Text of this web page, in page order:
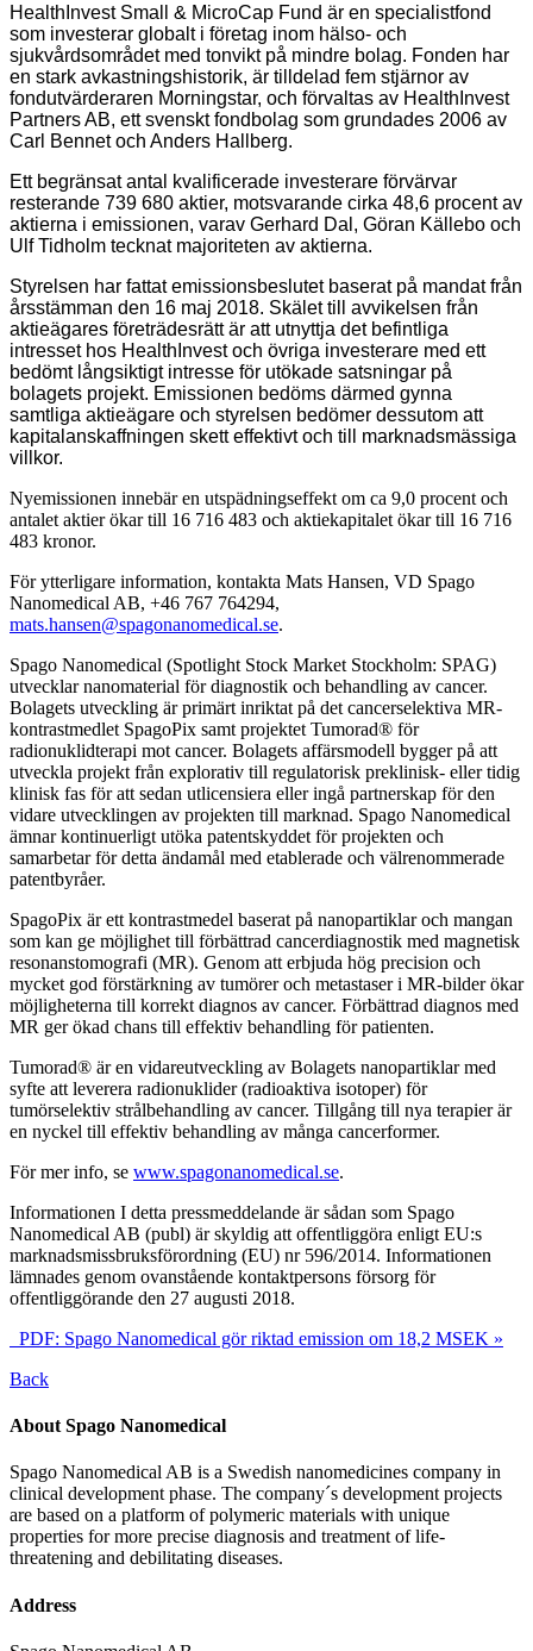
HealthInvest Small & MicroCap Fund är en specialistfond
som investerar globalt i företag inom hälso- och
sjukvårdsområdet med tonvikt på mindre bolag. Fonden har
en stark avkastningshistorik, är tilldelad fem stjärnor av
fondutvärderaren Morningstar, och förvaltas av HealthInvest
Partners AB, ett svenskt fondbolag som grundades 2006 av
Carl Bennet och Anders Hallberg.
Ett begränsat antal kvalificerade investerare förvärvar
resterande 739 680 aktier, motsvarande cirka 48,6 procent av
aktierna i emissionen, varav Gerhard Dal, Göran Källebo och
Ulf Tidholm tecknat majoriteten av aktierna.
Styrelsen har fattat emissionsbeslutet baserat på mandat från
årsstämman den 16 maj 2018. Skälet till avvikelsen från
aktieägares företrädesrätt är att utnyttja det befintliga
intresset hos HealthInvest och övriga investerare med ett
bedömt långsiktigt intresse för utökade satsningar på
bolagets projekt. Emissionen bedöms därmed gynna
samtliga aktieägare och styrelsen bedömer dessutom att
kapitalanskaffningen skett effektivt och till marknadsmässiga
villkor.
Nyemissionen innebär en utspädningseffekt om ca 9,0 procent och
antalet aktier ökar till 16 716 483 och aktiekapitalet ökar till 16 716
483 kronor.
För ytterligare information, kontakta Mats Hansen, VD Spago
Nanomedical AB, +46 767 764294,
mats.hansen@spagonanomedical.se.
Spago Nanomedical (Spotlight Stock Market Stockholm: SPAG)
utvecklar nanomaterial för diagnostik och behandling av cancer.
Bolagets utveckling är primärt inriktat på det cancerselektiva MR-
kontrastmedlet SpagoPix samt projektet Tumorad® för
radionuklidterapi mot cancer. Bolagets affärsmodell bygger på att
utveckla projekt från explorativ till regulatorisk preklinisk- eller tidig
klinisk fas för att sedan utlicensiera eller ingå partnerskap för den
vidare utvecklingen av projekten till marknad. Spago Nanomedical
ämnar kontinuerligt utöka patentskyddet för projekten och
samarbetar för detta ändamål med etablerade och välrenommerade
patentbyråer.
SpagoPix är ett kontrastmedel baserat på nanopartiklar och mangan
som kan ge möjlighet till förbättrad cancerdiagnostik med magnetisk
resonanstomografi (MR). Genom att erbjuda hög precision och
mycket god förstärkning av tumörer och metastaser i MR-bilder ökar
möjligheterna till korrekt diagnos av cancer. Förbättrad diagnos med
MR ger ökad chans till effektiv behandling för patienten.
Tumorad® är en vidareutveckling av Bolagets nanopartiklar med
syfte att leverera radionuklider (radioaktiva isotoper) för
tumörselektiv strålbehandling av cancer. Tillgång till nya terapier är
en nyckel till effektiv behandling av många cancerformer.
För mer info, se www.spagonanomedical.se.
Informationen I detta pressmeddelande är sådan som Spago
Nanomedical AB (publ) är skyldig att offentliggöra enligt EU:s
marknadsmissbruksförordning (EU) nr 596/2014. Informationen
lämnades genom ovanstående kontaktpersons försorg för
offentliggörande den 27 augusti 2018.
PDF: Spago Nanomedical gör riktad emission om 18,2 MSEK »
Back
About Spago Nanomedical
Spago Nanomedical AB is a Swedish nanomedicines company in
clinical development phase. The company´s development projects
are based on a platform of polymeric materials with unique
properties for more precise diagnosis and treatment of life-
threatening and debilitating diseases.
Address